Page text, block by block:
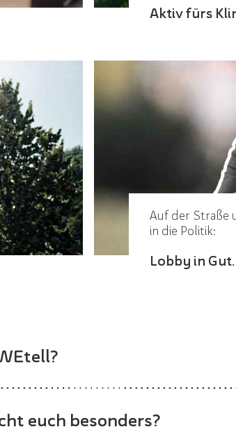
Aktiv fürs
Auf der Straße
in die Politik:
Lobby in Gut.
euch besonders?